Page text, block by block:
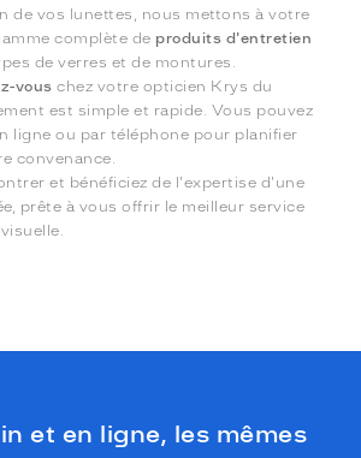
de vos lunettes, nous mettons à votre
complète de produits d'entretien
de verres et de montures.
vous chez votre opticien Krys du
est simple et rapide. Vous pouvez
ligne ou par téléphone pour planifier
convenance.
et bénéficiez de l'expertise d'une
prête à vous offrir le meilleur service
et en ligne, les mêmes